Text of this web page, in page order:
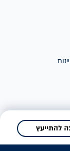
להתייעץ